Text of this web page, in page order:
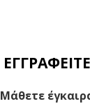
Μάθετε